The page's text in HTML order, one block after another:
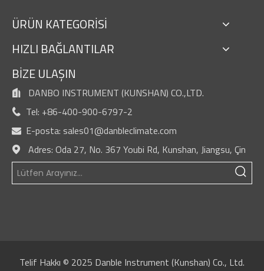
ÜRÜN KATEGORİSİ
HIZLI BAĞLANTILAR
BİZE ULAŞIN
 DANBO INSTRUMENT (KUNSHAN) CO.,LTD.
 Tel: +86-400-900-6797-2
 E-posta: sales01@danbleclimate.com
 Adres: Oda 27, No. 367 Youbi Rd, Kunshan, Jiangsu, Çin
Telif Hakkı © 2025 Danble Instrument (Kunshan) Co., Ltd.